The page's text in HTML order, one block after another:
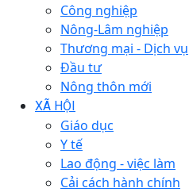
Công nghiệp
Nông-Lâm nghiệp
Thương mại - Dịch vụ
Đầu tư
Nông thôn mới
XÃ HỘI
Giáo dục
Y tế
Lao động - việc làm
Cải cách hành chính